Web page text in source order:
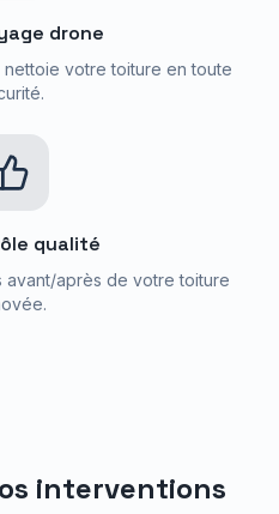
drone
votre toiture en toute
qualité
avant/après de votre toiture
interventions